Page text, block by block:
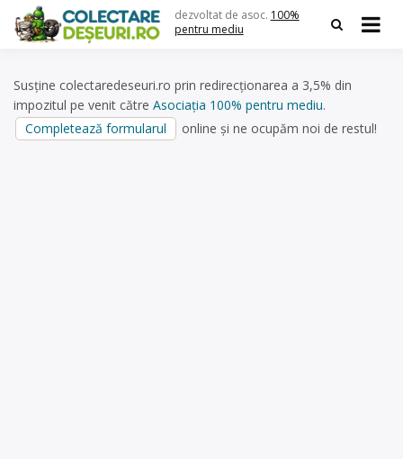
content
dezvoltat de asoc. 100%
pentru mediu
Susține colectaredeseuri.ro prin redirecționarea a 3,5% din
impozitul pe venit către Asociația 100% pentru mediu.
Completează formularul
online și ne ocupăm noi de restul!